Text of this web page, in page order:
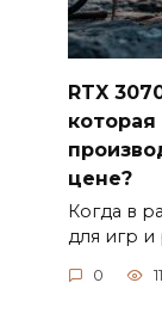
RTX
цене?
Когда в
для игр и
0 11